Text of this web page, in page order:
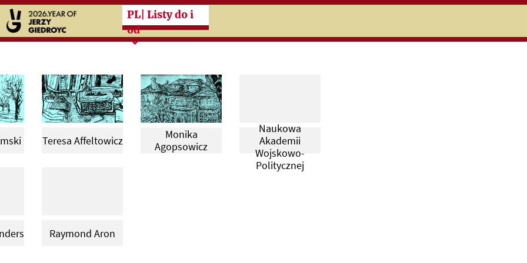
Przeskocz do treści zasadniczej
PL | Listy do i
od
Teresa Affeltowicz
Monika
Agopsowicz
Naukowa
Akademii
Wojskowo-
Politycznej
Raymond Aron